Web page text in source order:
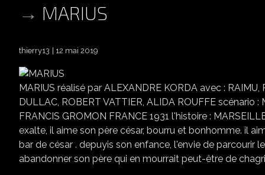
MARIUS
thierry13 12 mai 2019
MARIUS réalisé par ALEXANDRE KORDA avec : RAIMU,
DULLAC, ROBERT VATTIER, ALIDA ROUFFE scénario
FRANCIS GROMON FRANCE 1931 l'histoire :
exalte, il aime son père césar, bourru et bonhomme. il
bar de césar . depuyis son enfance, l'envie de parcourir
abandonner son père qui en mourrait peut-être de